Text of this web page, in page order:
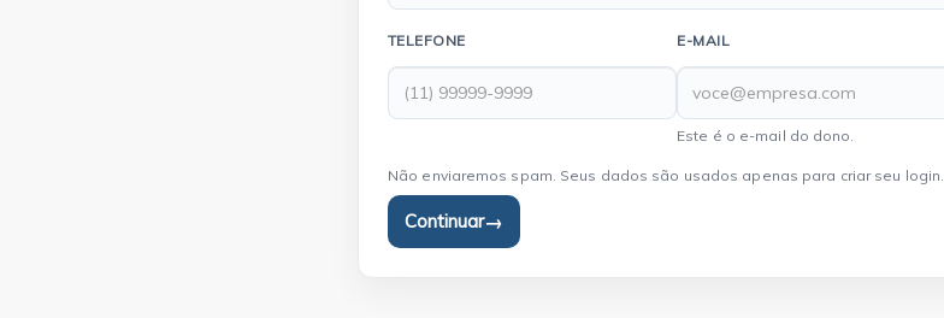
TELEFONE E-MAIL
Este é o e-mail do dono.
Não enviaremos spam. Seus dados são usados apenas para criar seu login.
Continuar